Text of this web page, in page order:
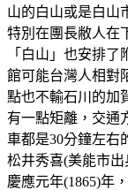
山的白山或是白山
特別在團長敝人在
「白山」也安排
館可能台灣人相對
點也不輸石川的加
有一點矩離，交通
車都是30分鐘左右
松井秀喜(美能市
慶應元年(1865)年